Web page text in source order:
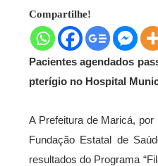
Compartilhe!
Pacientes agendados
pterígio no Hospital
A Prefeitura de Maricá,
Fundação Estatal de
resultados do Programa